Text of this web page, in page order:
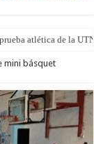
atlética de la
mini básquet